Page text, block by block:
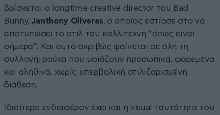
βρίσκεται ο longtime creative director του Bad
Bunny, Janthony Oliveras, ο οποίος εστίασε στο να
αποτυπώσει το στιλ του καλλιτέχνη “όπως είναι
σήμερα”. Και αυτό ακριβώς φαίνεται σε όλη τη
συλλογή: ρούχα που μοιάζουν προσωπικά, φορεμένα
και αληθινά, χωρίς υπερβολική στιλιζαρισμένη
διάθεση.
Ιδιαίτερο ενδιαφέρον έχει και η visual ταυτότητα του